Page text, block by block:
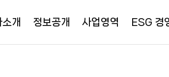
개 정보공개 사업영역 ESG 경